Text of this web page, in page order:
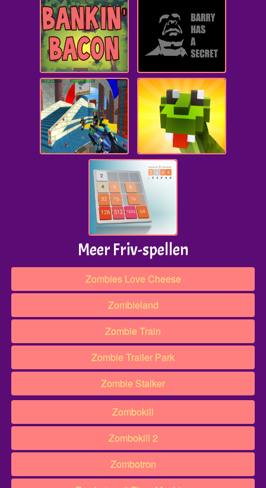
Meer Friv-spellen
Zombies Love Cheese
Zombieland
Zombie Train
Zombie Trailer Park
Zombie Stalker
Zombokill
Zombokill 2
Zombotron